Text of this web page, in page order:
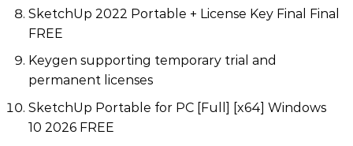
SketchUp 2022 Portable + License Key Final Final
FREE
Keygen supporting temporary trial and
permanent licenses
SketchUp Portable for PC [Full] [x64] Windows
10 2026 FREE